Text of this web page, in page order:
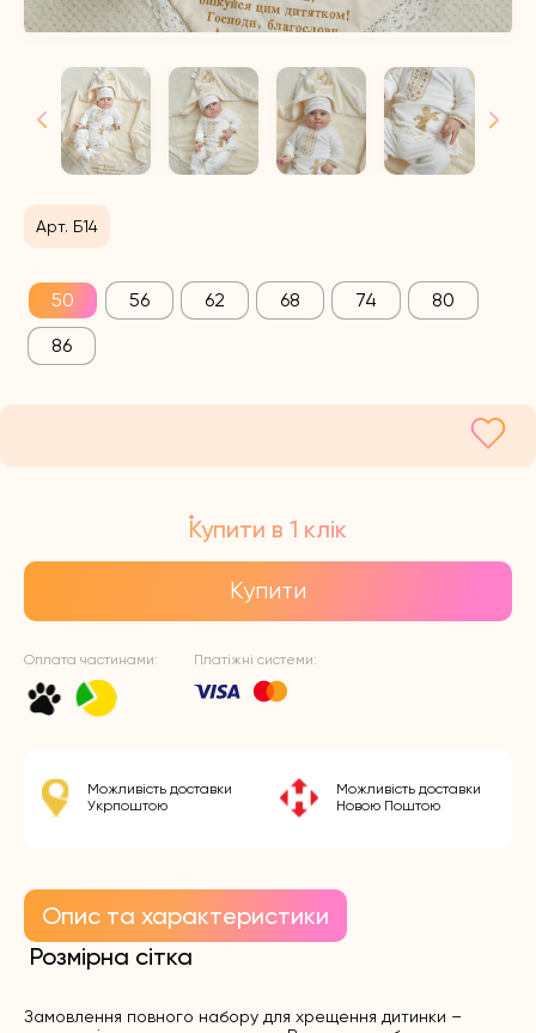
Арт. Б14
50 56 62 68 74
80
86
Купити в 1 клік
Купити
Оплата частинами: Платіжні системи:
Можливість доставки
Укрпоштою
Можливість доставки
Новою Поштою
Опис та характеристики
Розмірна сітка
Замовлення повного набору для хрещення дитинки –